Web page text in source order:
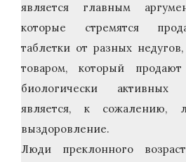
является главным
которые стремятся
таблетки от разных
товаром, который продают
биологически активных
является, к сожалению,
выздоровление.
Люди преклонного